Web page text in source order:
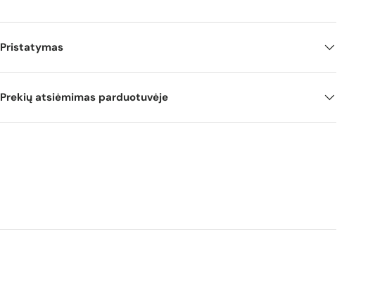
Pristatymas
Prekių atsiėmimas parduotuvėje